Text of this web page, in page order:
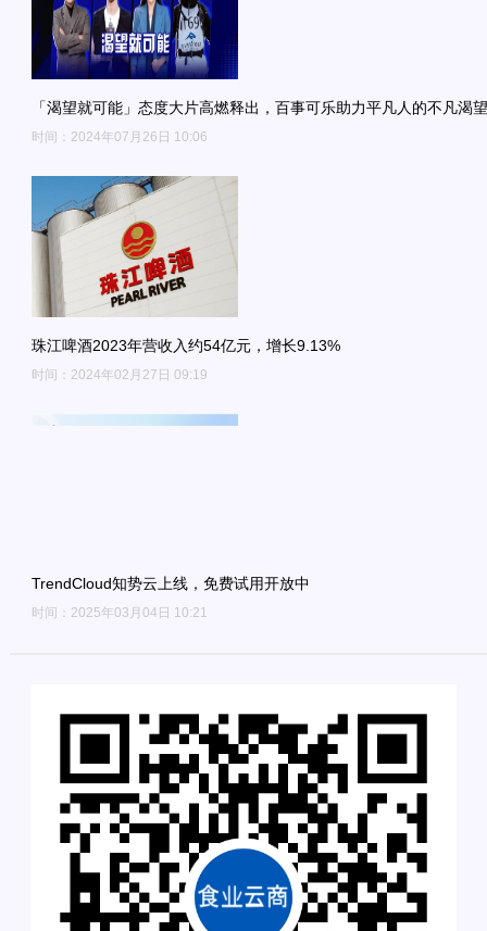
「渴望就可能」态度大片高燃释出，百事可乐助力平凡人的不凡渴望
时间：2024年07月26日 10:06
珠江啤酒2023年营收入约54亿元，增长9.13%
时间：2024年02月27日 09:19
TrendCloud知势云上线，免费试用开放中
时间：2025年03月04日 10:21